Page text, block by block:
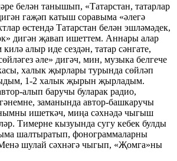
белән танышып, «Татарстан, татарлар
гаҗәп катыш соравыма «әлегә
өстендә Татарстан белән эшләмәдек,
дигән җавап ишеттем. Аннары алар
алыр иде сездән, татар сәнгате,
әле» дигәч, мин, музыка белгече
халык җырлары турында сөйләп
1-2 халык җырын җырладым.
алып баручы буларак радио,
заманында автор-башкаручы
ишеткәч, миңа сәхнәдә чыгыш
Тимерне кызуында сугу кебек булды
шалтыратып, фонограммаларны
шулай сәхнәгә чыгып, «Җомга»ны